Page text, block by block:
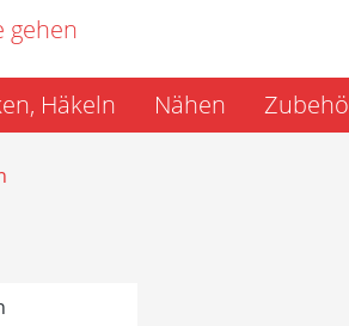
springen
Häkeln Nähen